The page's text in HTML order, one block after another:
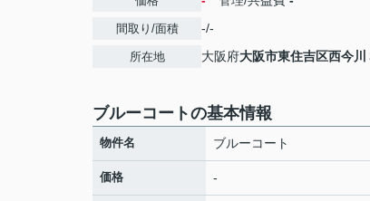
間取り/面積 -/-
所在地 大阪府大阪市東住吉区西今川
ブルーコートの基本情報
物件名 ブルーコート
価格 -